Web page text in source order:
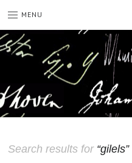
MENU
Search results for “gilels”